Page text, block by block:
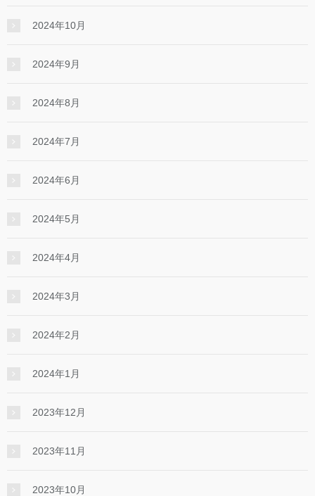
2024年10月
2024年9月
2024年8月
2024年7月
2024年6月
2024年5月
2024年4月
2024年3月
2024年2月
2024年1月
2023年12月
2023年11月
2023年10月